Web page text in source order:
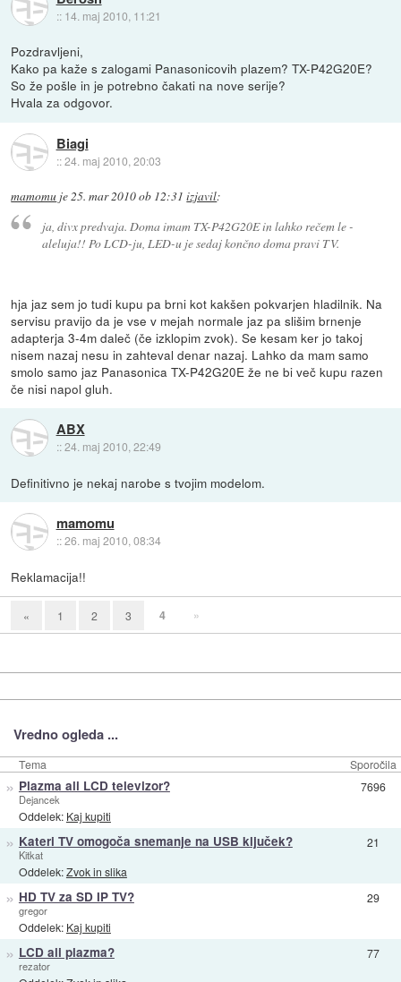
:: 14. maj 2010, 11:21
Pozdravljeni,
Kako pa kaže s zalogami Panasonicovih plazem? TX-P42G20E?
So že pošle in je potrebno čakati na nove serije?
Hvala za odgovor.
Biagi
::24. maj 2010, 20:03
mamomu je25. mar 2010 ob 12:31 izjavil:
ja, divx predvaja. Doma imam TX-P42G20E in lahko rečem le -
aleluja!! Po LCD-ju, LED-u je sedaj končno doma pravi TV.
hja jaz sem jo tudi kupu pa brni kot kakšen pokvarjen hladilnik. Na
servisu pravijo da je vse v mejah normale jaz pa slišim brnenje
adapterja 3-4m daleč (če izklopim zvok). Se kesam ker jo takoj
nisem nazaj nesu in zahteval denar nazaj. Lahko da mam samo
smolo samo jaz Panasonica TX-P42G20E že ne bi več kupu razen
če nisi napol gluh.
ABX
::24. maj 2010, 22:49
Definitivno je nekaj narobe s tvojim modelom.
mamomu
::26. maj 2010, 08:34
Reklamacija!!
« 1 2 3 4 »
Vredno ogleda ...
Tema Sporočila
» Plazma ali LCD televizor?
Dejancek
Oddelek: Kaj kupiti
7696
» Kateri TV omogoča snemanje na USB ključek?
Kitkat
Oddelek:Zvok in slika
21
» HD TV za SD IP TV?
gregor
Oddelek: Kaj kupiti
29
» LCD ali plazma?
rezator
77